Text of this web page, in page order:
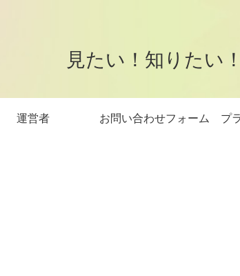
です。 当サイトはアフィ
見たい！知りたい！
運営者 お問い合わせフォーム プ